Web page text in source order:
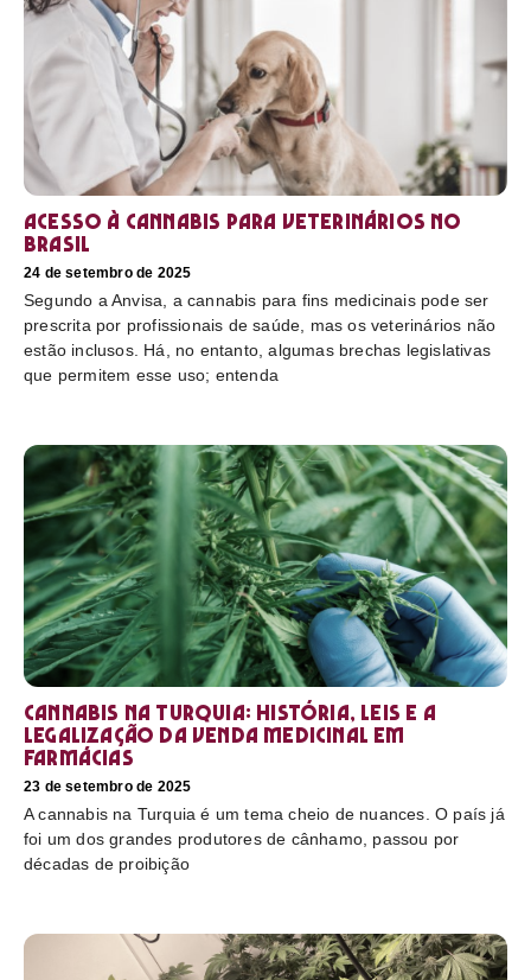
Acesso à cannabis para veterinários no
Brasil
24 de setembro de 2025
Segundo a Anvisa, a cannabis para fins medicinais pode ser
prescrita por profissionais de saúde, mas os veterinários não
estão inclusos. Há, no entanto, algumas brechas legislativas
que permitem esse uso; entenda
Cannabis na Turquia: história, leis e a
legalização da venda medicinal em
farmácias
23 de setembro de 2025
A cannabis na Turquia é um tema cheio de nuances. O país já
foi um dos grandes produtores de cânhamo, passou por
décadas de proibição